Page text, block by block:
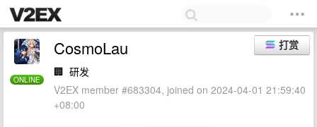
ONLINE
打赏
CosmoLau
🏢 研发
V2EX member #683304, joined on 2024-04-01 21:59:40
+08:00